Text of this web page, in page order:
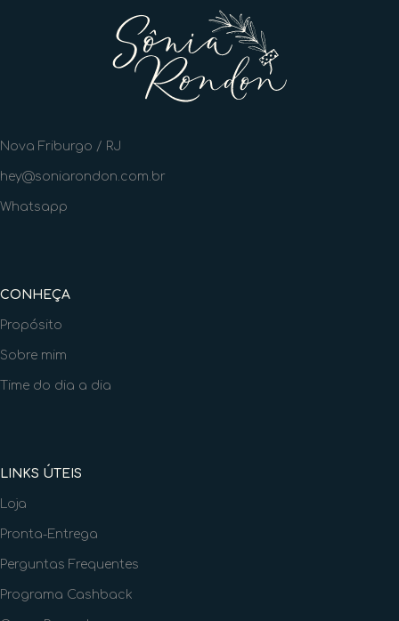
Nova Friburgo / RJ
hey@soniarondon.com.br
Whatsapp
CONHEÇA
Propósito
Sobre mim
Time do dia a dia
LINKS ÚTEIS
Loja
Pronta-Entrega
Perguntas Frequentes
Programa Cashback